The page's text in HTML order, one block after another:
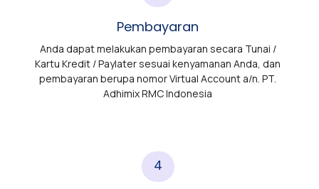
Pembayaran
Anda dapat melakukan pembayaran secara Tunai /
Kartu Kredit / Paylater sesuai kenyamanan Anda, dan
pembayaran berupa nomor Virtual Account a/n. PT.
Adhimix RMC Indonesia
4